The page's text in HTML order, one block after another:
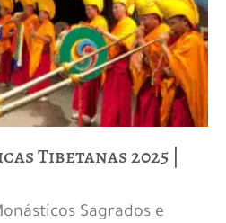
Tibetanas 2025 |
Sagrados e